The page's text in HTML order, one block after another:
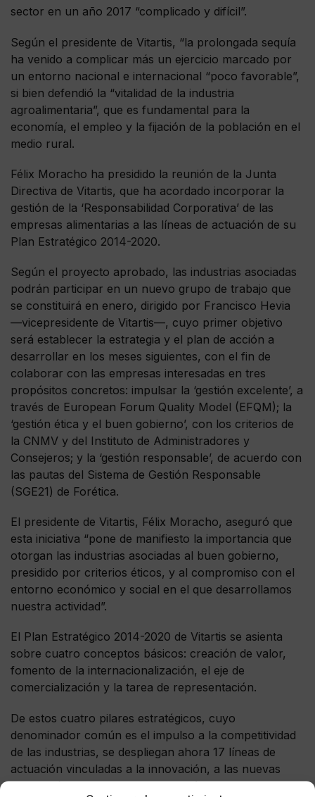
sector en un año 2017 “complicado y difícil”.
Según el presidente de Vitartis, “la prolongada sequía
ha venido a complicar más un ejercicio marcado por
un entorno nacional e internacional “poco favorable”,
si bien defendió la “vitalidad de la industria
agroalimentaria”, que es fundamental para la
economía, el empleo y la fijación de la población en el
medio rural.
Félix Moracho ha presidido la reunión de la Junta
Directiva de Vitartis, que ha acordado incorporar la
gestión de la ‘Responsabilidad Corporativa’ de las
empresas alimentarias a las líneas de actuación de su
Plan Estratégico 2014-2020.
Según el proyecto aprobado, las industrias asociadas
podrán participar en un nuevo grupo de trabajo que
se constituirá en enero, dirigido por Francisco Hevia
—vicepresidente de Vitartis—, cuyo primer objetivo
será establecer la estrategia y el plan de acción a
desarrollar en los meses siguientes, con el fin de
colaborar con las empresas interesadas en tres
propósitos concretos: impulsar la ‘gestión excelente’, a
través de European Forum Quality Model (EFQM); la
‘gestión ética y el buen gobierno’, con los criterios de
la CNMV y del Instituto de Administradores y
Consejeros; y la ‘gestión responsable’, de acuerdo con
las pautas del Sistema de Gestión Responsable
(SGE21) de Forética.
El presidente de Vitartis, Félix Moracho, aseguró que
esta iniciativa “pone de manifiesto la importancia que
otorgan las industrias asociadas al buen gobierno,
presidido por criterios éticos, y al compromiso con el
entorno económico y social en el que desarrollamos
nuestra actividad”.
El Plan Estratégico 2014-2020 de Vitartis se asienta
sobre cuatro conceptos básicos: creación de valor,
fomento de la internacionalización, el eje de
comercialización y la tarea de representación.
De estos cuatro pilares estratégicos, cuyo
denominador común es el impulso a la competitividad
de las industrias, se despliegan ahora 17 líneas de
actuación vinculadas a la innovación, a las nuevas
tecnologías, la sostenibilidad económica y